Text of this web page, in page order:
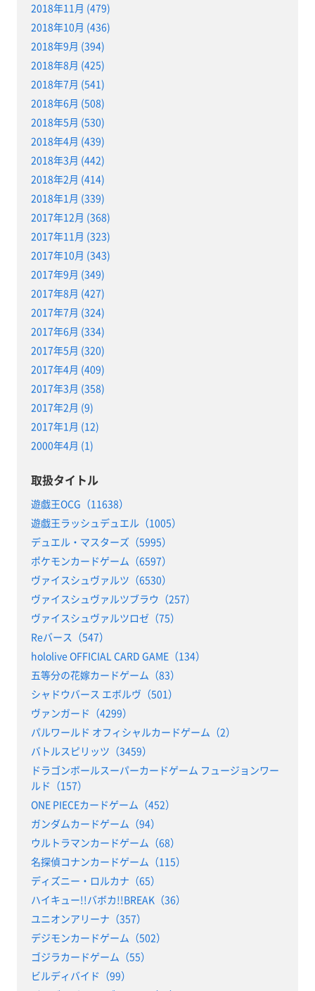
2018年11月 (479)
2018年10月 (436)
2018年9月 (394)
2018年8月 (425)
2018年7月 (541)
2018年6月 (508)
2018年5月 (530)
2018年4月 (439)
2018年3月 (442)
2018年2月 (414)
2018年1月 (339)
2017年12月 (368)
2017年11月 (323)
2017年10月 (343)
2017年9月 (349)
2017年8月 (427)
2017年7月 (324)
2017年6月 (334)
2017年5月 (320)
2017年4月 (409)
2017年3月 (358)
2017年2月 (9)
2017年1月 (12)
2000年4月 (1)
取扱タイトル
遊戯王OCG（11638）
遊戯王ラッシュデュエル（1005）
デュエル・マスターズ（5995）
ポケモンカードゲーム（6597）
ヴァイスシュヴァルツ（6530）
ヴァイスシュヴァルツブラウ（257）
ヴァイスシュヴァルツロゼ（75）
Reバース（547）
hololive OFFICIAL CARD GAME（134）
五等分の花嫁カードゲーム（83）
シャドウバース エボルヴ（501）
ヴァンガード（4299）
パルワールド オフィシャルカードゲーム（2）
バトルスピリッツ（3459）
ドラゴンボールスーパーカードゲーム フュージョンワー
ルド（157）
ONE PIECEカードゲーム（452）
ガンダムカードゲーム（94）
ウルトラマンカードゲーム（68）
名探偵コナンカードゲーム（115）
ディズニー・ロルカナ（65）
ハイキュー!!バボカ!!BREAK（36）
ユニオンアリーナ（357）
デジモンカードゲーム（502）
ゴジラカードゲーム（55）
ビルディバイド（99）